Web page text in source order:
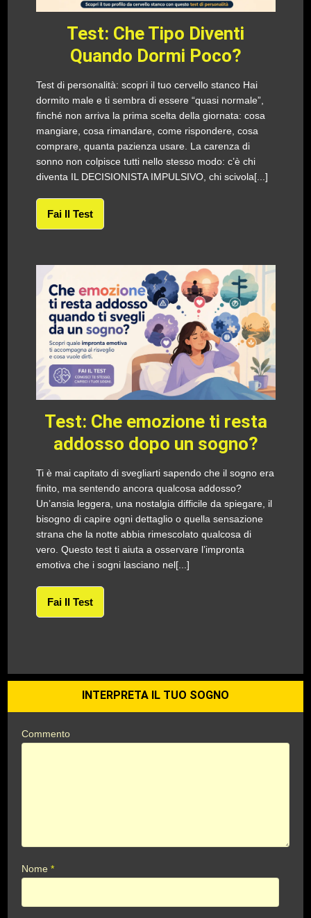
Test: Che Tipo Diventi
Quando Dormi Poco?
Test di personalità: scopri il tuo cervello stanco Hai
dormito male e ti sembra di essere “quasi normale”,
finché non arriva la prima scelta della giornata: cosa
mangiare, cosa rimandare, come rispondere, cosa
comprare, quanta pazienza usare. La carenza di
sonno non colpisce tutti nello stesso modo: c’è chi
diventa IL DECISIONISTA IMPULSIVO, chi scivola[...]
Fai Il Test
Test: Che emozione ti resta
addosso dopo un sogno?
Ti è mai capitato di svegliarti sapendo che il sogno era
finito, ma sentendo ancora qualcosa addosso?
Un’ansia leggera, una nostalgia difficile da spiegare, il
bisogno di capire ogni dettaglio o quella sensazione
strana che la notte abbia rimescolato qualcosa di
vero. Questo test ti aiuta a osservare l’impronta
emotiva che i sogni lasciano nel[...]
Fai Il Test
INTERPRETA IL TUO SOGNO
Commento
Nome*